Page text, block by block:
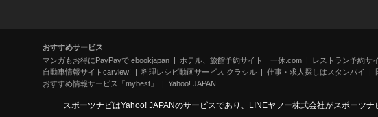
おすすめサービス
マンガもお得にPayPayで ebookjapan
ホテル、旅館予約サイト 一休.com
レストラン予約
自動車情報サイトcarview!
料理レシピ動画サービス クラシル 仕事・求人探しはスタンバイ
おすすめ情報サービス「mybest」
Yahoo! JAPAN
スポーツナビはYahoo! JAPANのサービスであり、LINEヤフー株式会社がスポーツナ